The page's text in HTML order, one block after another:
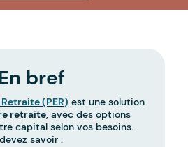
En bref
(PER) est une solution
retraite, avec des options
capital selon vos besoins.
savoir :